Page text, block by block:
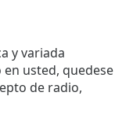
y variada
en usted, quedese
de radio,